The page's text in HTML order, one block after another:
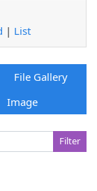
| List
File Gallery
Image